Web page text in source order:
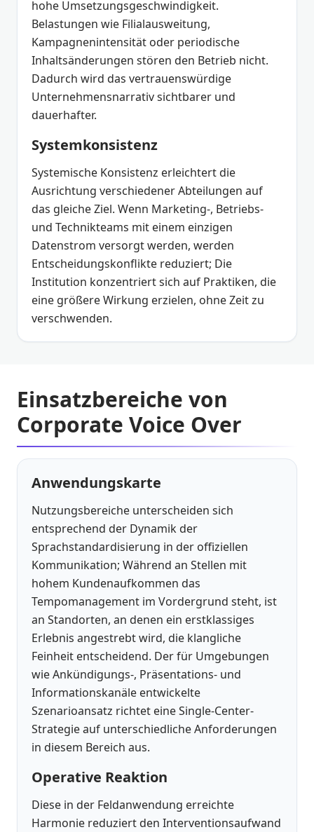
hohe Umsetzungsgeschwindigkeit.
Belastungen wie Filialausweitung,
Kampagnenintensität oder periodische
Inhaltsänderungen stören den Betrieb nicht.
Dadurch wird das vertrauenswürdige
Unternehmensnarrativ sichtbarer und
dauerhafter.
Systemkonsistenz
Systemische Konsistenz erleichtert die
Ausrichtung verschiedener Abteilungen auf
das gleiche Ziel. Wenn Marketing-, Betriebs-
und Technikteams mit einem einzigen
Datenstrom versorgt werden, werden
Entscheidungskonflikte reduziert; Die
Institution konzentriert sich auf Praktiken, die
eine größere Wirkung erzielen, ohne Zeit zu
verschwenden.
Einsatzbereiche von
Corporate Voice Over
Anwendungskarte
Nutzungsbereiche unterscheiden sich
entsprechend der Dynamik der
Sprachstandardisierung in der offiziellen
Kommunikation; Während an Stellen mit
hohem Kundenaufkommen das
Tempomanagement im Vordergrund steht, ist
an Standorten, an denen ein erstklassiges
Erlebnis angestrebt wird, die klangliche
Feinheit entscheidend. Der für Umgebungen
wie Ankündigungs-, Präsentations- und
Informationskanäle entwickelte
Szenarioansatz richtet eine Single-Center-
Strategie auf unterschiedliche Anforderungen
in diesem Bereich aus.
Operative Reaktion
Diese in der Feldanwendung erreichte
Harmonie reduziert den Interventionsaufwand